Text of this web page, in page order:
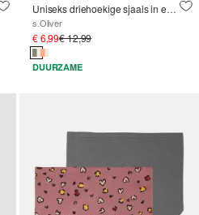
Uniseks driehoekige sjaals in een dubbele verpakking
s.Oliver
€ 6,99€ 12,99
DUURZAME